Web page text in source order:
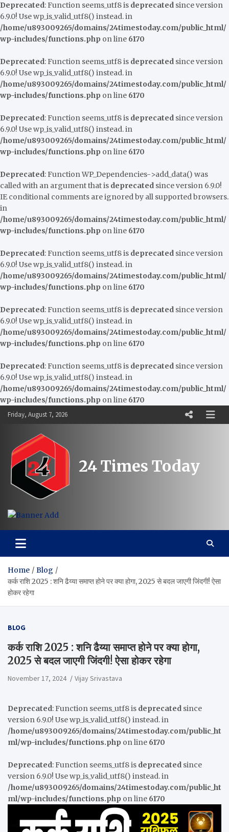
Deprecated: Function seems_utf8 is deprecated since version
6.9.0! Use wp_is_valid_utf8() instead. in
/home/u893009265/domains/24timestoday.com/public_html/
wp-includes/functions.php on line 6170
Deprecated: Function seems_utf8 is deprecated since version
6.9.0! Use wp_is_valid_utf8() instead. in
/home/u893009265/domains/24timestoday.com/public_html/
wp-includes/functions.php on line 6170
Deprecated: Function seems_utf8 is deprecated since version
6.9.0! Use wp_is_valid_utf8() instead. in
/home/u893009265/domains/24timestoday.com/public_html/
wp-includes/functions.php on line 6170
Deprecated: Function WP_Dependencies->add_data() was
called with an argument that is deprecated since version 6.9.0!
IE conditional comments are ignored by all supported browsers.
in
/home/u893009265/domains/24timestoday.com/public_html/
wp-includes/functions.php on line 6170
Deprecated: Function seems_utf8 is deprecated since version
6.9.0! Use wp_is_valid_utf8() instead. in
/home/u893009265/domains/24timestoday.com/public_html/
wp-includes/functions.php on line 6170
Deprecated: Function seems_utf8 is deprecated since version
6.9.0! Use wp_is_valid_utf8() instead. in
/home/u893009265/domains/24timestoday.com/public_html/
wp-includes/functions.php on line 6170
Deprecated: Function seems_utf8 is deprecated since version
6.9.0! Use wp_is_valid_utf8() instead. in
/home/u893009265/domains/24timestoday.com/public_html/
wp-includes/functions.php on line 6170
SkipFriday, August 7, 2026
24 Times Today
Home
Blog
कर्क राशि 2025 : शनि ढैय्या समाप्त होने पर क्या होगा, 2025 से बदल जाएगी जिंदगी! ऐसा
होकर रहेगा
BLOG
कर्क राशि 2025 : शनि ढैय्या समाप्त होने पर क्या होगा,
2025 से बदल जाएगी जिंदगी! ऐसा होकर रहेगा
November 17, 2024 Vijay Srivastava
Deprecated: Function seems_utf8 is deprecated since
version 6.9.0! Use wp_is_valid_utf8() instead. in
/home/u893009265/domains/24timestoday.com/public_ht
ml/wp-includes/functions.php on line 6170
Deprecated: Function seems_utf8 is deprecated since
version 6.9.0! Use wp_is_valid_utf8() instead. in
/home/u893009265/domains/24timestoday.com/public_ht
ml/wp-includes/functions.php on line 6170